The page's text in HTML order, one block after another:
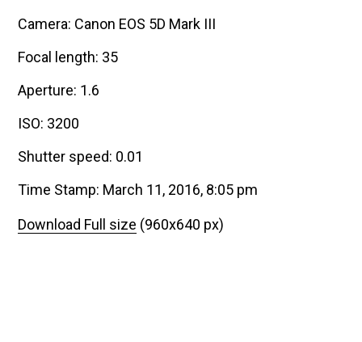
Camera: Canon EOS 5D Mark III
Focal length: 35
Aperture: 1.6
ISO: 3200
Shutter speed: 0.01
Time Stamp: March 11, 2016, 8:05 pm
Download Full size (960x640 px)